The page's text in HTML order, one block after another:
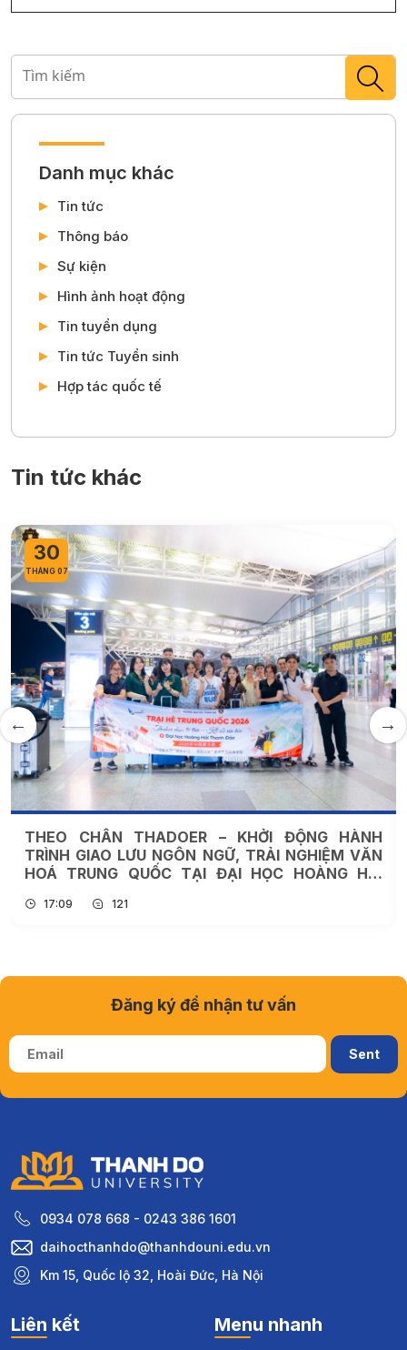
Danh mục khác
Tin tức
Thông báo
Sự kiện
Hình ảnh hoạt động
Tin tuyển dụng
Tin tức Tuyển sinh
Hợp tác quốc tế
Tin tức khác
30
THÁNG 07
THEO CHÂN THADOER – KHỞI ĐỘNG HÀNH
TRÌNH GIAO LƯU NGÔN NGỮ, TRẢI NGHIỆM VĂN
HOÁ TRUNG QUỐC TẠI ĐẠI HỌC HOÀNG HẢI
17:09 121
0934 078 668 - 0243 386 1601
daihocthanhdo@thanhdouni.edu.vn
Km 15, Quốc lộ 32, Hoài Đức, Hà Nội
Liên kết Menu nhanh
Đăng ký để nhận tư vấn